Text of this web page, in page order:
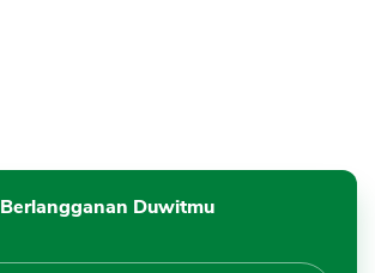
Berlangganan Duwitmu